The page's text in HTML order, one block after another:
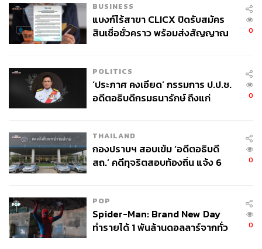
BUSINESS
แบงก์ไร้สาขา CLICX ปิดรับสมัคร
สินเชื่อชั่วคราว พร้อมส่งสัญญาณ
0
POLITICS
‘ประภาศ คงเอียด’ กรรมการ ป.ป.ช.
อดีตอธิบดีกรมธนารักษ์ ถึงแก่
0
THAILAND
กองปราบฯ สอบเข้ม ‘อดีตอธิบดี
สถ.’ คดีทุจริตสอบท้องถิ่น แจ้ง 6
0
POP
Spider-Man: Brand New Day
ทำรายได้ 1 พันล้านดอลลาร์จากทั่ว
0